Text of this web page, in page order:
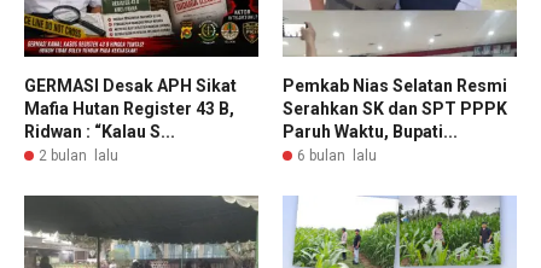
GERMASI Desak APH Sikat
Mafia Hutan Register 43 B,
Ridwan : “Kalau S...
2 bulan lalu
Pemkab Nias Selatan Resmi
Serahkan SK dan SPT PPPK
Paruh Waktu, Bupati...
6 bulan lalu